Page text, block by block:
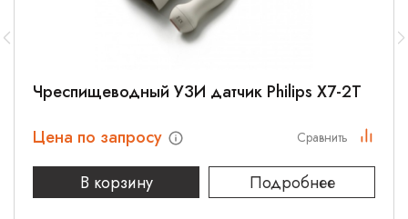
Чреспищеводный УЗИ датчик Philips Х7-2T
Цена по запросу
В корзину
Подробнее
Сравнить